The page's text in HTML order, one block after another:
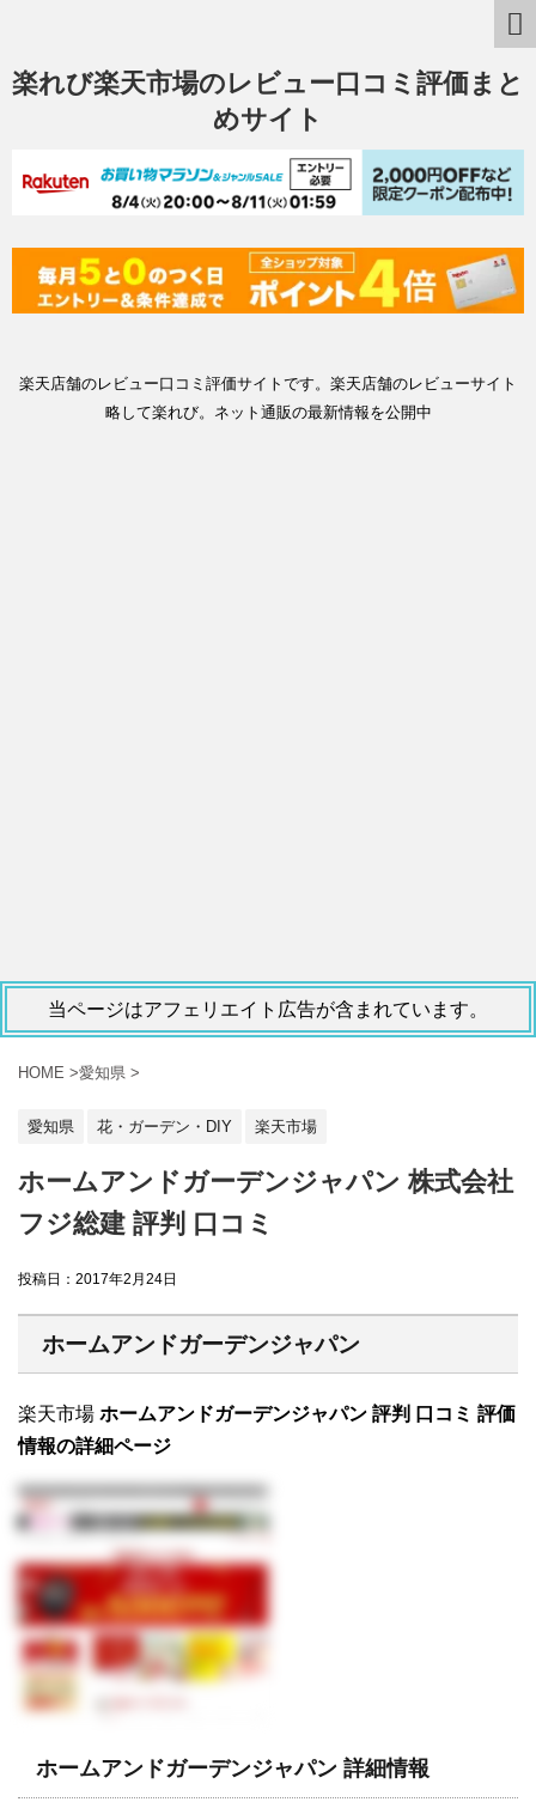
楽れび楽天市場のレビュー口コミ評価まと
めサイト
楽天店舗のレビュー口コミ評価サイトです。楽天店舗のレビューサイト
略して楽れび。ネット通販の最新情報を公開中
当ページはアフェリエイト広告が含まれています。
HOME >愛知県 >
愛知県 花・ガーデン・DIY 楽天市場
ホームアンドガーデンジャパン 株式会社
フジ総建 評判 口コミ
投稿日： 2017年2月24日
ホームアンドガーデンジャパン
楽天市場 ホームアンドガーデンジャパン 評判 口コミ 評価
情報の詳細ページ
ホームアンドガーデンジャパン 詳細情報